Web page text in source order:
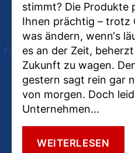
stimmt? Die Produkte
Ihnen prächtig – trotz
was ändern, wenn‘s
es an der Zeit,
Zukunft zu wagen.
gestern sagt rein gar
von morgen. Doch
Unternehmen…
WEITERLESEN